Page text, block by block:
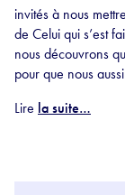
invités à nous
de Celui qui s’est
nous découvrons
pour que nous
Lire la suite…